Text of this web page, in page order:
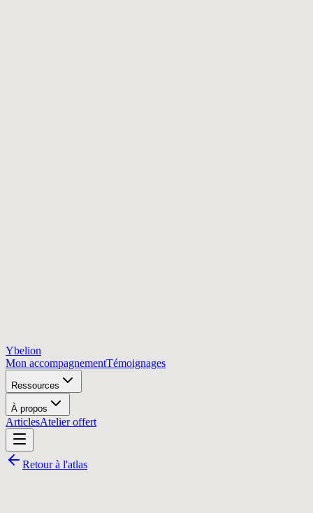
Ybelion
Mon accompagnementTémoignages
Ressources
À propos
ArticlesAtelier offert
Retour à l'atlas